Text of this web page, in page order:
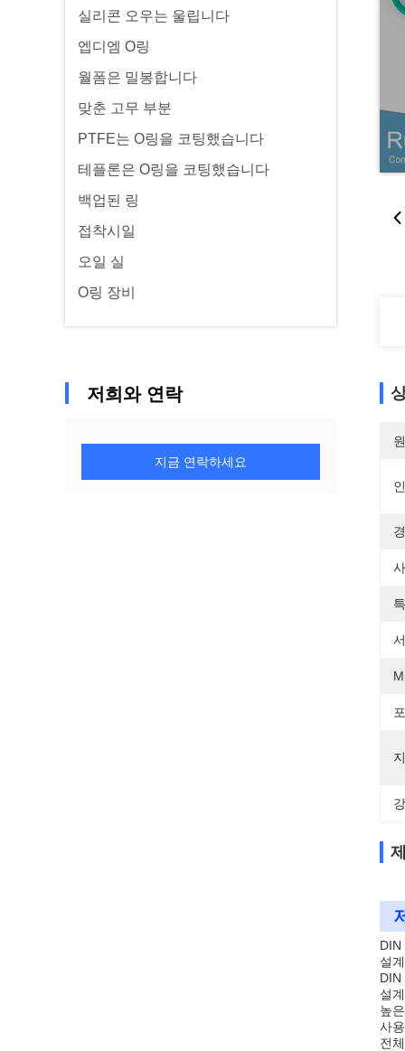
실리콘 오우는 울립니다
엡디엠 O링
월폼은 밀봉합니다
맞춘 고무 부분
PTFE는 O링을 코팅했습니다
테플론은 O링을 코팅했습니다
백업된 링
접착시일
오일 실
O링 장비
저희와 연락
지금 연락하세요
DIN
설
DIN
설
높
사
전